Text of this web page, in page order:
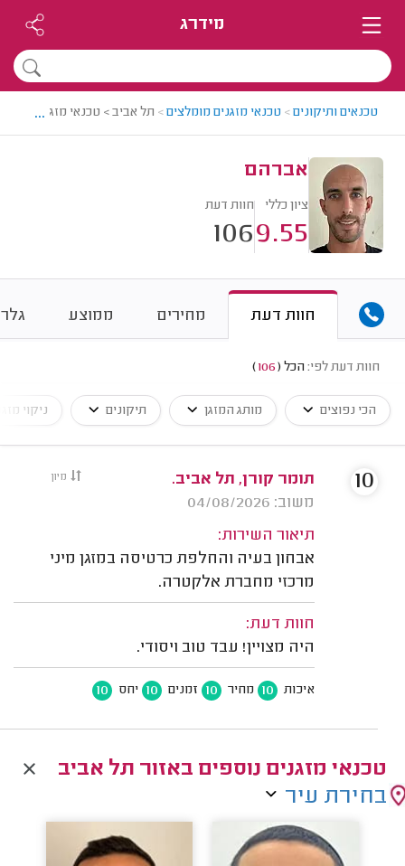
מידרג
טכנאים ותיקונים> טכנאי מזגנים מומלצים> תל אביב > טכנאי מזגנים
...
אברהם
ציון כללי
9.55
חוות דעת
106
חוות דעת מחירים ממוצע
חוות דעת לפי: הכל (
106
)
הכי נפוצים מותג המזגן תיקונים ניקוי
מיון
תומר קורן, תל אביב.
משוב: 04/08/2026
תיאור השירות:
אבחון בעיה והחלפת כרטיסה במזגן מיני
מרכזי מחברת אלקטרה.
חוות דעת:
היה מצויין! עבד טוב ויסודי.
איכות 10 מחיר 10 זמנים 10 יחס 10
10
טכנאי מזגנים נוספים באזור תל אביב
בחירת עיר